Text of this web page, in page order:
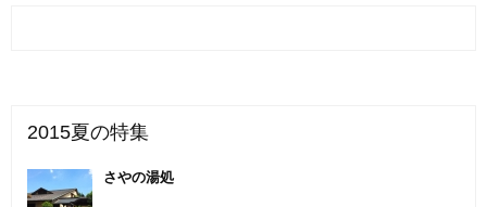
2015夏の特集
さやの湯処